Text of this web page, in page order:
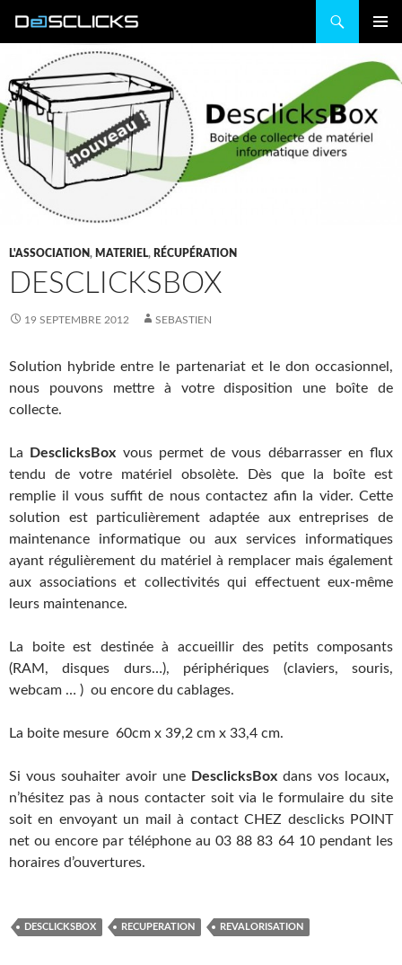
CONTENU
L'ASSOCIATION, MATERIEL, RÉCUPÉRATION
DESCLICKSBOX
19 SEPTEMBRE 2012 SEBASTIEN
Solution hybride entre le partenariat et le don occasionnel,
nous pouvons mettre à votre disposition une boîte de
collecte.
La DesclicksBox vous permet de vous débarrasser en flux
tendu de votre matériel obsolète. Dès que la boîte est
remplie il vous suffit de nous contactez afin la vider. Cette
solution est particulièrement adaptée aux entreprises de
maintenance informatique ou aux services informatiques
ayant régulièrement du matériel à remplacer mais également
aux associations et collectivités qui effectuent eux-même
leurs maintenance.
La boite est destinée à accueillir des petits composants
(RAM, disques durs…), périphériques (claviers, souris,
webcam … ) ou encore du cablages.
La boite mesure 60cm x 39,2 cm x 33,4 cm.
Si vous souhaiter avoir une DesclicksBox dans vos locaux,
n’hésitez pas à nous contacter soit via le formulaire du site
soit en envoyant un mail à contact CHEZ desclicks POINT
net ou encore par téléphone au 03 88 83 64 10 pendant les
horaires d’ouvertures.
DESCLICKSBOX RECUPERATION REVALORISATION